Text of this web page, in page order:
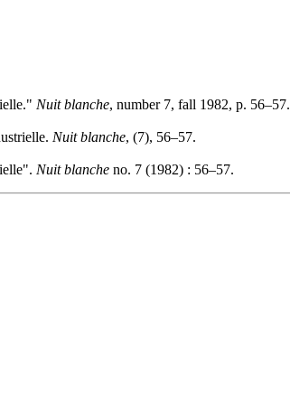
Nuit blanche, number 7, fall 1982, p. 56–57.
Nuit blanche, (7), 56–57.
Nuit blanche no. 7 (1982) : 56–57.